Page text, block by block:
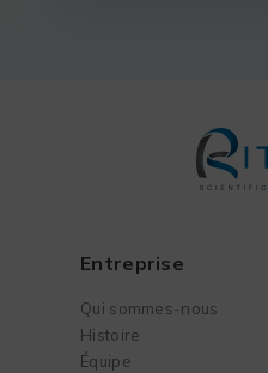
Entreprise
Qui sommes-nous
Histoire
Équipe